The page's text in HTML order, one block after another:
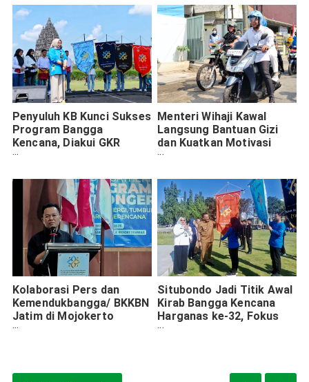
Penyuluh KB Kunci Sukses
Program Bangga
Kencana, Diakui GKR
Hemas di Kirab Harganas
Menteri Wihaji Kawal
Langsung Bantuan Gizi
dan Kuatkan Motivasi
Ribuan Tenaga Lapangan
Kolaborasi Pers dan
Kemendukbangga/ BKKBN
Jatim di Mojokerto
Perkuat Quick Wins
Situbondo Jadi Titik Awal
Kirab Bangga Kencana
Harganas ke-32, Fokus
pada Stunting dan